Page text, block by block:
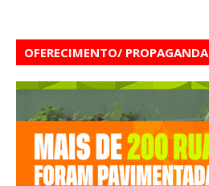
OFERECIMENTO/ PROPAGANDA